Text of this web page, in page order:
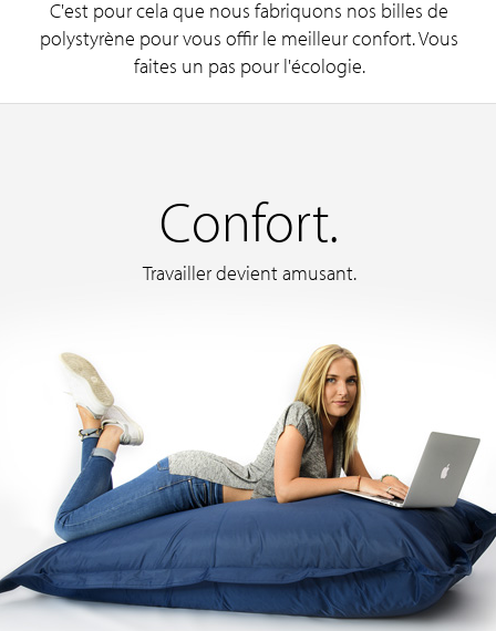
C'est pour cela que nous fabriquons nos billes de
polystyrène pour vous offir le meilleur confort. Vous
faites un pas pour l'écologie.
Confort.
Travailler devient amusant.